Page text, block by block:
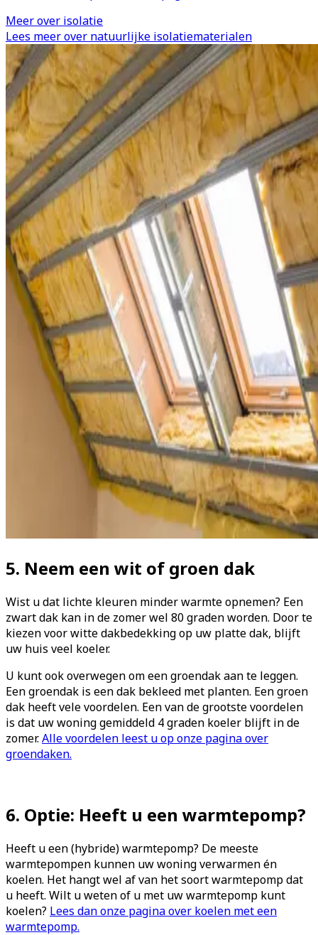
Meer over isolatie
Lees meer over natuurlijke isolatiematerialen
5. Neem een wit of groen dak
Wist u dat lichte kleuren minder warmte opnemen? Een
zwart dak kan in de zomer wel 80 graden worden. Door te
kiezen voor witte dakbedekking op uw platte dak, blijft
uw huis veel koeler.
U kunt ook overwegen om een groendak aan te leggen.
Een groendak is een dak bekleed met planten. Een groen
dak heeft vele voordelen. Een van de grootste voordelen
is dat uw woning gemiddeld 4 graden koeler blijft in de
zomer.Alle voordelen leest u op onze pagina over
groendaken.
6. Optie: Heeft u een warmtepomp?
Heeft u een (hybride) warmtepomp? De meeste
warmtepompen kunnen uw woning verwarmen én
koelen. Het hangt wel af van het soort warmtepomp dat
u heeft. Wilt u weten of u met uw warmtepomp kunt
koelen? Lees dan onze pagina over koelen met een
warmtepomp.